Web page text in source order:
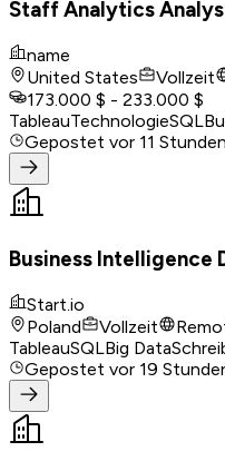
Staff Analytics
name
United States
Vollzeit
173.000 $ - 233.000 $
TableauTechnologieSQL
Gepostet vor 11 Stunden
Business Intelligence
Start.io
Poland
Vollzeit
TableauSQLBig Data
Gepostet vor 19